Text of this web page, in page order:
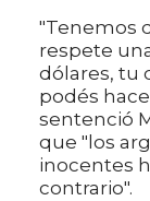
"Tenemos
respete
dólares, tu
podés
sentenció
que "los
inocentes
contrario".